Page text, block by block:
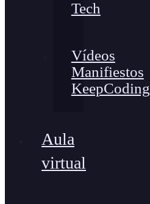
Tech
Vídeos
Manifiestos
KeepCoding
Aula
virtual